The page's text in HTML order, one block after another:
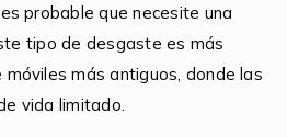
probable que necesite una
tipo de desgaste es más
más antiguos, donde las
vida limitado.